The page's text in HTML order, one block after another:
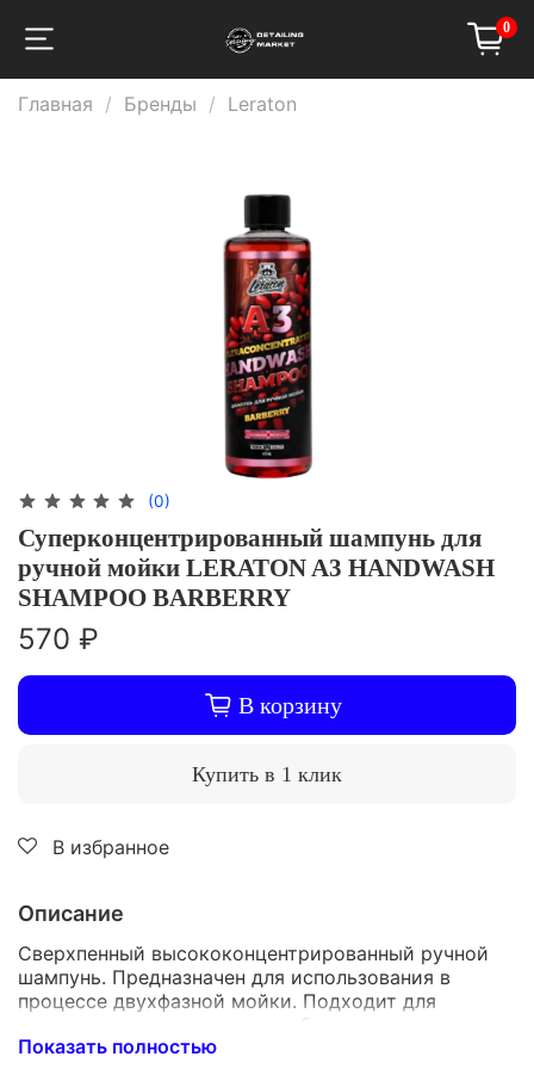
0
Главная Бренды Leraton
(0)
Суперконцентрированный шампунь для
ручной мойки LERATON A3 HANDWASH
SHAMPOO BARBERRY
570 ₽
В корзину
Купить в 1 клик
В избранное
Описание
Сверхпенный высококонцентрированный ручной
шампунь. Предназначен для использования в
процессе двухфазной мойки. Подходит для
регулярного ухода за автомобилем с
керамическим или восковым составом. Обладает
Показать полностью